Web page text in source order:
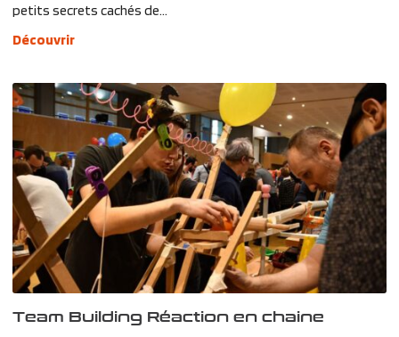
petits secrets cachés de...
Découvrir
Team Building Réaction en chaine